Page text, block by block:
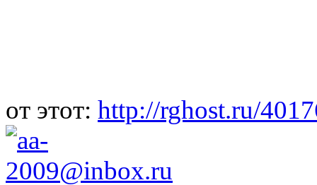
от этот: http://rghost.ru/